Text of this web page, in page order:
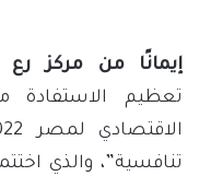
إيمانًا من مركز رع
تعظيم الاستفادة
تنافسية”، والذي